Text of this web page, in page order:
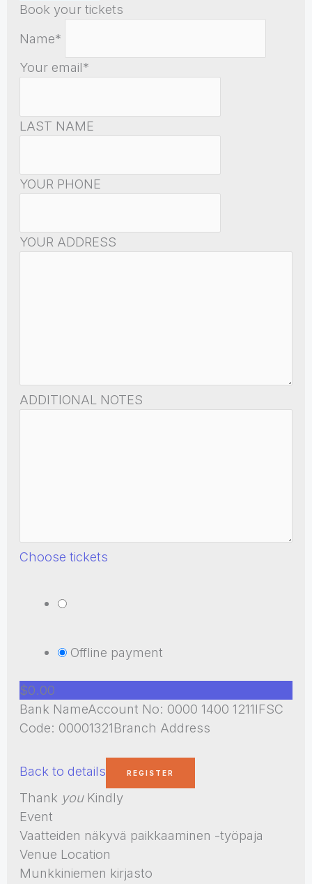
Book your tickets
Name*
Your email*
LAST NAME
YOUR PHONE
YOUR ADDRESS
ADDITIONAL NOTES
Choose tickets
Offline payment
$0.00
Bank NameAccount No: 0000 1400 1211IFSC
Code: 00001321Branch Address
Back to details
Thank youKindly
Event
Vaatteiden näkyvä paikkaaminen -työpaja
Venue Location
Munkkiniemen kirjasto